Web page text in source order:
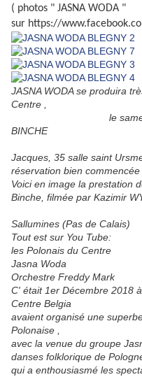
( photos " JASNA WODA "
sur https://
JASNA WODA se produira
le samedi 30
rue
Jacques, 35 salle saint
réservation bien
Voici en image la prestation
Binche, filmée
Sallumines (Pas de Calais)
Tout est sur You Tube:
les Polonais du Centre
Jasna Woda
Orchestre Freddy Mark
C' était 1er Décembre 2018
Centre Belgia
avaient organisé une
Polonaise ,
avec la venue du groupe
danses folklorique de
qui a enthousiasmé les